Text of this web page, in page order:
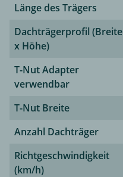
Länge des Trägers
Dachträgerprofil (Breite
x Höhe)
T-Nut Adapter
verwendbar
T-Nut Breite
Anzahl Dachträger
Richtgeschwindigkeit
(km/h)